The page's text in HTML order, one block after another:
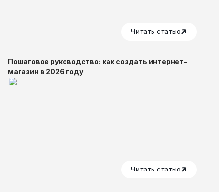
Читать статью
Пошаговое руководство: как создать интернет-
магазин в 2026 году
Читать статью